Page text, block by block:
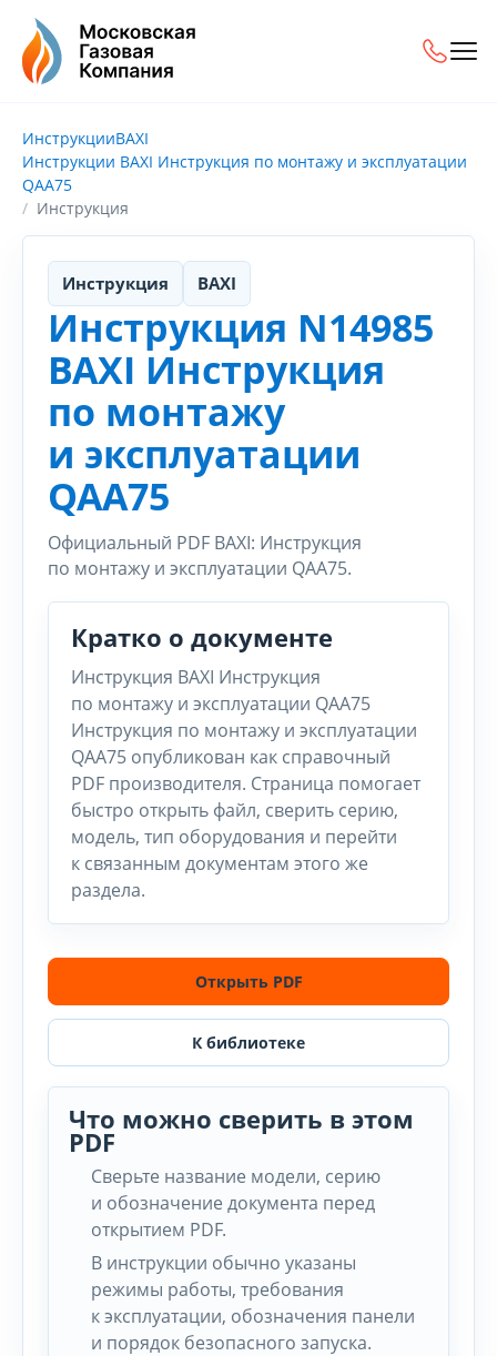
ИнструкцииBAXI
Инструкции BAXI Инструкция по монтажу и эксплуатации
QAA75
Инструкция
Инструкция BAXI
Инструкция N14985
BAXI Инструкция
по монтажу
и эксплуатации
QAA75
Официальный PDF BAXI: Инструкция
по монтажу и эксплуатации QAA75.
Кратко о документе
Инструкция BAXI Инструкция
по монтажу и эксплуатации QAA75
Инструкция по монтажу и эксплуатации
QAA75 опубликован как справочный
PDF производителя. Страница помогает
быстро открыть файл, сверить серию,
модель, тип оборудования и перейти
к связанным документам этого же
раздела.
Открыть PDF
К библиотеке
Что можно сверить в этом
PDF
Сверьте название модели, серию
и обозначение документа перед
открытием PDF.
В инструкции обычно указаны
режимы работы, требования
к эксплуатации, обозначения панели
и порядок безопасного запуска.